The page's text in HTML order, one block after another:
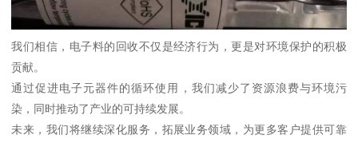
我们相信，电子料的回收不仅是经济行为，更是对环境保护的积极
贡献。
通过促进电子元器件的循环使用，我们减少了资源浪费与环境污
染，同时推动了产业的可持续发展。
未来，我们将继续深化服务，拓展业务领域，为更多客户提供可靠